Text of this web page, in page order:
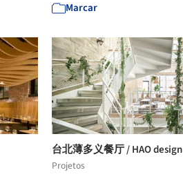
Marcar
台北薄多义餐厅 / HAO design
Projetos